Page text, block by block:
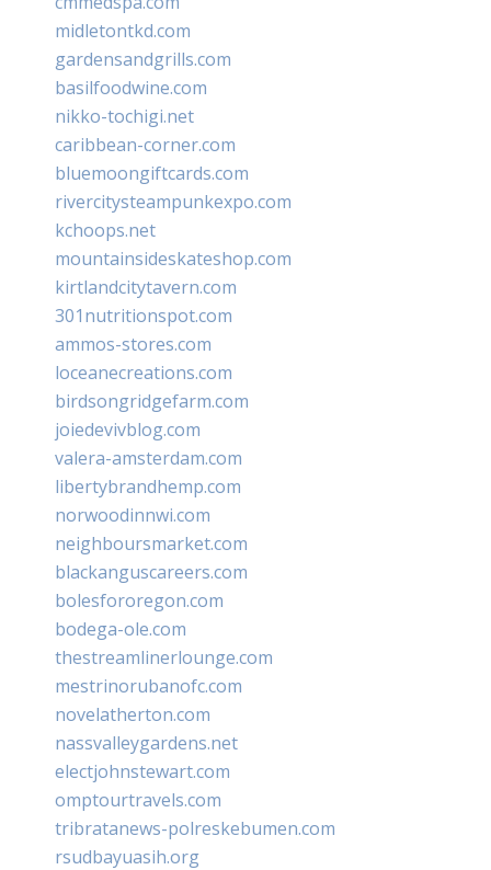
midletontkd.com
gardensandgrills.com
basilfoodwine.com
nikko-tochigi.net
caribbean-corner.com
bluemoongiftcards.com
rivercitysteampunkexpo.com
kchoops.net
mountainsideskateshop.com
kirtlandcitytavern.com
301nutritionspot.com
ammos-stores.com
loceanecreations.com
birdsongridgefarm.com
joiedevivblog.com
valera-amsterdam.com
libertybrandhemp.com
norwoodinnwi.com
neighboursmarket.com
blackanguscareers.com
bolesfororegon.com
bodega-ole.com
thestreamlinerlounge.com
mestrinorubanofc.com
novelatherton.com
nassvalleygardens.net
electjohnstewart.com
omptourtravels.com
tribratanews-polreskebumen.com
rsudbayuasih.org